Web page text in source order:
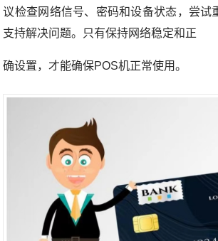
议检查网络信号、密码和设备状态，尝试
支持解决问题。只有保持网络稳定和正
确设置，才能确保POS机正常使用。